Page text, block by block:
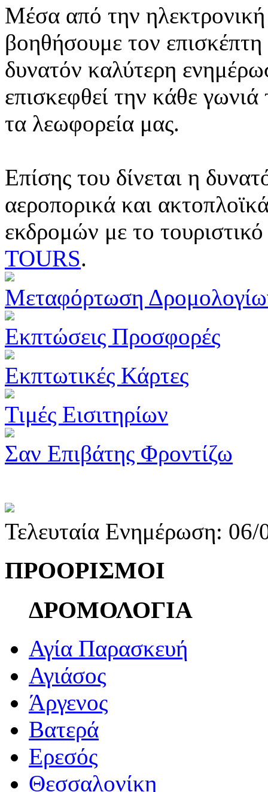
Μέσα από την ηλεκτρονική
βοηθήσουμε τον
δυνατόν καλύτερη
επισκεφθεί την κάθε
τα λεωφορεία μας.
Επίσης του δίνεται η
αεροπορικά και
εκδρομών με το
TOURS.
Μεταφόρτωση
Εκπτώσεις Προσφορές
Εκπτωτικές Κάρτες
Τιμές Εισιτηρίων
Σαν Επιβάτης Φροντίζω
Τελευταία Ενημέρωση:
ΠΡΟΟΡΙΣΜΟΙ
ΔΡΟΜΟΛΟΓΙΑ
Αγία Παρασκευή
Αγιάσος
Άργενος
Βατερά
Ερεσός
Θεσσαλονίκη